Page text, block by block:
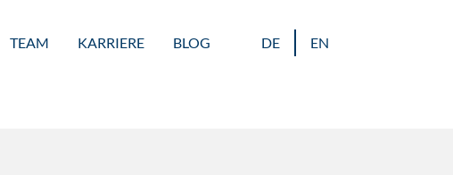
TEAM KARRIERE BLOG DE EN